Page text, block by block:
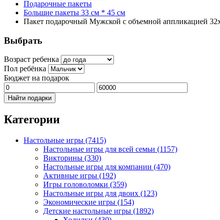
Подарочные пакеты
Большие пакеты 33 см * 45 см
Пакет подарочный Мужской с объемной аппликацией
Выбрать
Возраст ребенка
Пол ребёнка
Бюджет на подарок
Найти подарки
Категории
Настольные игры (7415)
Настольные игры для всей семьи (1157)
Викторины (330)
Настольные игры для компании (470)
Активные игры (192)
Игры головоломки (359)
Настольные игры для двоих (123)
Экономические игры (154)
Детские настольные игры (1892)